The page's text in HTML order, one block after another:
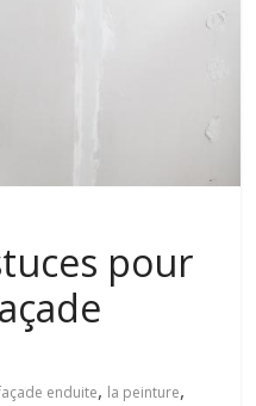
pour
enduite, la peinture,